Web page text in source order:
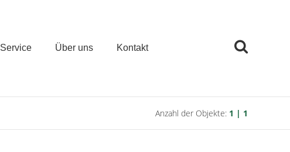
Service Über uns Kontakt
Anzahl der Objekte: 1 | 1